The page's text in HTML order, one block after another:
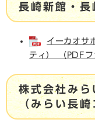
長崎新館・長
イーカオサ
ティ） （PDF
株式会社みら
（みらい長